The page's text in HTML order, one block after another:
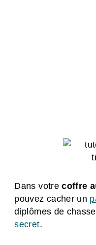
Dans votrecoffre
pouvez cacher un
diplômes de
secret.